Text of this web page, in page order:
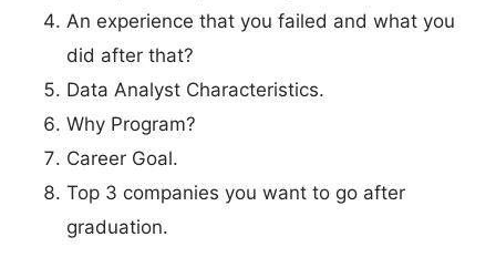
An experience that you failed and what you
did after that?
Data Analyst Characteristics.
Why Program?
Career Goal.
Top 3 companies you want to go after
graduation.